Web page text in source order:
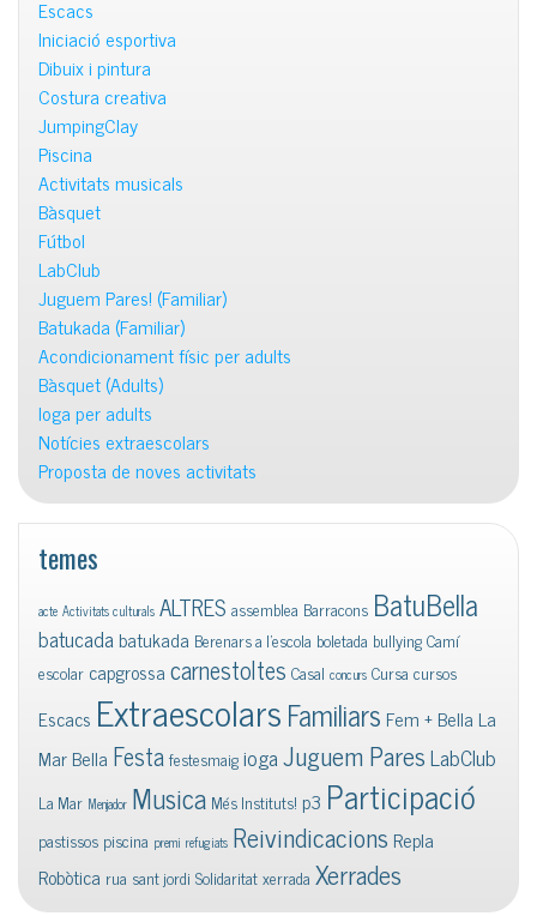
Escacs
Iniciació esportiva
Dibuix i pintura
Costura creativa
JumpingClay
Piscina
Activitats musicals
Bàsquet
Fútbol
LabClub
Juguem Pares! (Familiar)
Batukada (Familiar)
Acondicionament físic per adults
Bàsquet (Adults)
Ioga per adults
Notícies extraescolars
Proposta de noves activitats
temes
acte Activitats culturals ALTRES assemblea Barracons BatuBella
batucadabatukada Berenars a l'escola boletada bullyingCamí
escolar capgrossacarnestoltes Casal concurs Cursa cursos
Escacs ExtraescolarsFamiliars Fem + Bella La
Mar Bella FestafestesmaigiogaJuguem ParesLabClub
La Mar Menjador Musica Més Instituts! p3 Participació
pastissos piscina premi refugiats Reivindicacions Repla
Robòtica rua sant jordi Solidaritatxerrada Xerrades